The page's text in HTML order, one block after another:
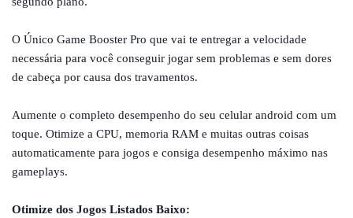
O Único Game Booster Pro que vai te entregar a velocidade
necessária para você conseguir jogar sem problemas e sem dores
de cabeça por causa dos travamentos.
Aumente o completo desempenho do seu celular android com um
toque. Otimize a CPU, memoria RAM e muitas outras coisas
automaticamente para jogos e consiga desempenho máximo nas
gameplays.
Otimize dos Jogos Listados Baixo: